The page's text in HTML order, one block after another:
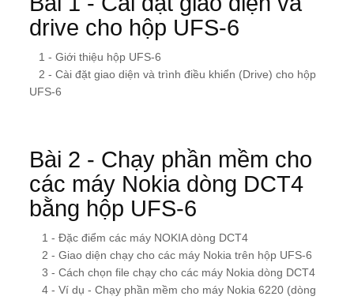
drive cho hộp UFS-6
1 - Giới thiệu hộp UFS-6
2 - Cài đặt giao diện và trình điều khiển (Drive) cho hộp
UFS-6
Bài 2 - Chạy phần mềm cho
các máy Nokia dòng DCT4
bằng hộp UFS-6
1 - Đặc điểm các máy NOKIA dòng DCT4
2 - Giao diện chạy cho các máy Nokia trên hộp UFS-6
3 - Cách chọn file chạy cho các máy Nokia dòng DCT4
4 - Ví dụ - Chạy phần mềm cho máy Nokia 6220 (dòng